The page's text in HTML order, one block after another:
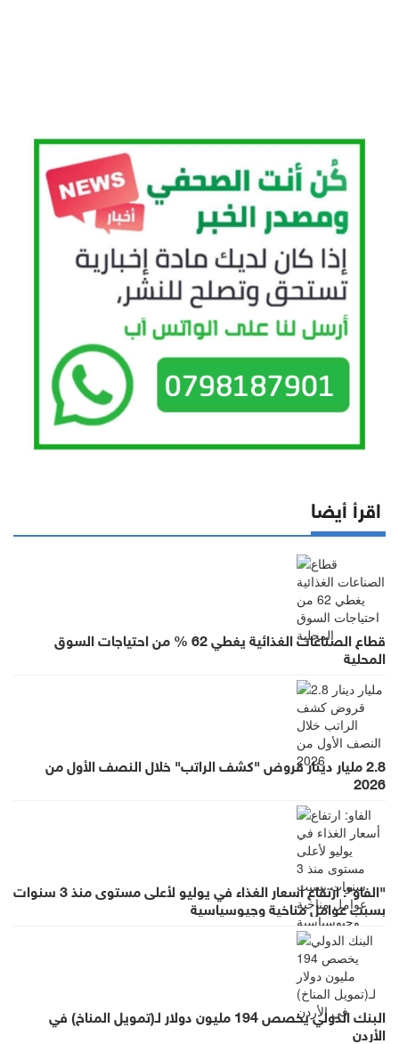
اقرأ أيضا
قطاع الصناعات الغذائية يغطي 62 % من احتياجات السوق
المحلية
2.8 مليار دينار قروض "كشف الراتب" خلال النصف الأول من
2026
"الفاو": ارتفاع أسعار الغذاء في يوليو لأعلى مستوى منذ 3 سنوات
بسبب عوامل مناخية وجيوسياسية
البنك الدولي يخصص 194 مليون دولار لـ(تمويل المناخ) في
الأردن